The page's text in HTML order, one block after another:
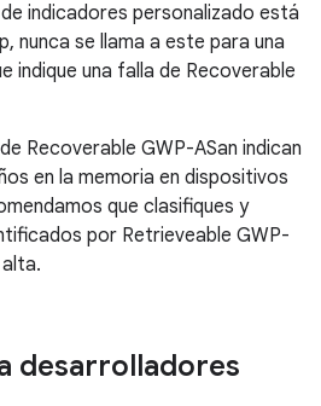
indicadores personalizado está
nunca se llama a este para una
indique una falla de Recoverable
Recoverable GWP-ASan indican
en la memoria en dispositivos
que clasifiques y
por Retrieveable GWP-
desarrolladores